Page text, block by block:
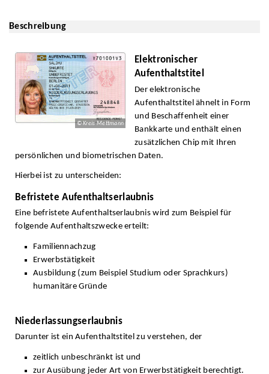
Beschreibung
© Kreis Mettmann
Elektronischer
Aufenthaltstitel
Der elektronische
Aufenthaltstitel ähnelt in Form
und Beschaffenheit einer
Bankkarte und enthält einen
zusätzlichen Chip mit Ihren
persönlichen und biometrischen Daten.
Hierbei ist zu unterscheiden:
Befristete Aufenthaltserlaubnis
Eine befristete Aufenthaltserlaubnis wird zum Beispiel für
folgende Aufenthaltszwecke erteilt:
Familiennachzug
Erwerbstätigkeit
Ausbildung (zum Beispiel Studium oder Sprachkurs)
humanitäre Gründe
Niederlassungserlaubnis
Darunter ist ein Aufenthaltstitel zu verstehen, der
zeitlich unbeschränkt ist und
zur Ausübung jeder Art von Erwerbstätigkeit berechtigt.